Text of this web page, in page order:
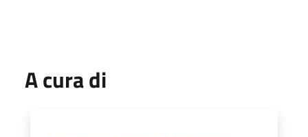
A cura di